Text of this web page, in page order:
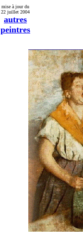
mise à jour du
22 juillet 2004
autres
peintres